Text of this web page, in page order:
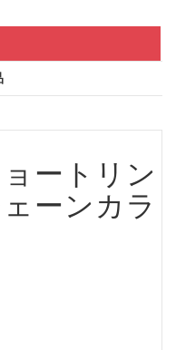
ートリン
ーンカラ